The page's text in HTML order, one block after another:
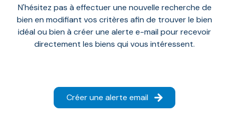
AICO
N'hésitez pas à effectuer une nouvelle recherche de
bien en modifiant vos critères afin de trouver le bien
idéal ou bien à créer une alerte e-mail pour recevoir
directement les biens qui vous intéressent.
Créer une alerte email